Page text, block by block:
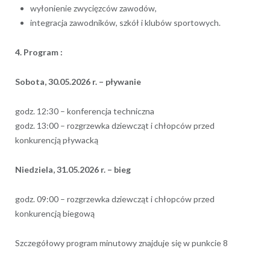
wyłonienie zwycięzców zawodów,
integracja zawodników, szkół i klubów sportowych.
4. Program :
Sobota, 30.05.2026 r. – pływanie
godz. 12:30 – konferencja techniczna
godz. 13:00 – rozgrzewka dziewcząt i chłopców przed
konkurencją pływacką
Niedziela, 31.05.2026 r. – bieg
godz. 09:00 – rozgrzewka dziewcząt i chłopców przed
konkurencją biegową
Szczegółowy program minutowy znajduje się w punkcie 8